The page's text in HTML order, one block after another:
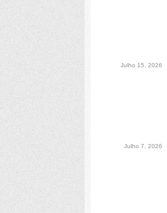
Julho 15, 2026
Julho 7, 2026